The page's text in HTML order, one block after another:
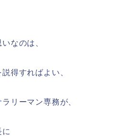
なのは、
得すればよい、
リーマン専務が、